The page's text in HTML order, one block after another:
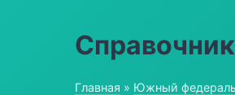
Главная » Южный